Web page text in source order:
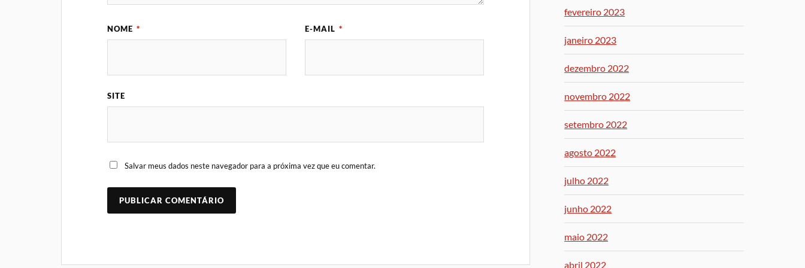
NOME * E-MAIL *
SITE
Salvar meus dados neste navegador para a próxima vez que eu comentar.
fevereiro 2023
janeiro 2023
dezembro 2022
novembro 2022
setembro 2022
agosto 2022
julho 2022
junho 2022
maio 2022
abril 2022